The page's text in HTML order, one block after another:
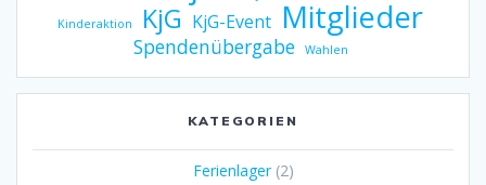
Kinderaktion KjG KjG-Event Mitglieder
Spendenübergabe Wahlen
KATEGORIEN
Ferienlager(2)